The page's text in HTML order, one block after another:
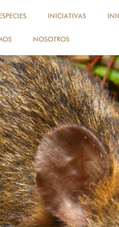
INICIATIVAS
NOSOTROS